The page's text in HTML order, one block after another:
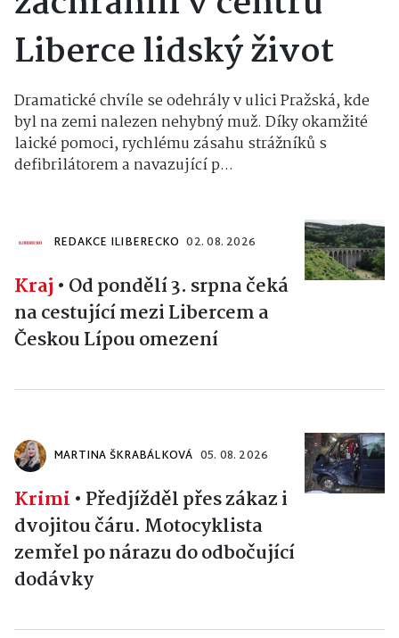
Liberce lidský život
Dramatické chvíle se odehrály v ulici Pražská, kde
byl na zemi nalezen nehybný muž. Díky okamžité
laické pomoci, rychlému zásahu strážníků s
defibrilátorem a navazující p...
REDAKCE ILIBERECKO 02. 08. 2026
Kraj • Od pondělí 3. srpna čeká
na cestující mezi Libercem a
Českou Lípou omezení
MARTINA ŠKRABÁLKOVÁ 05. 08. 2026
Krimi • Předjížděl přes zákaz i
dvojitou čáru. Motocyklista
zemřel po nárazu do odbočující
dodávky